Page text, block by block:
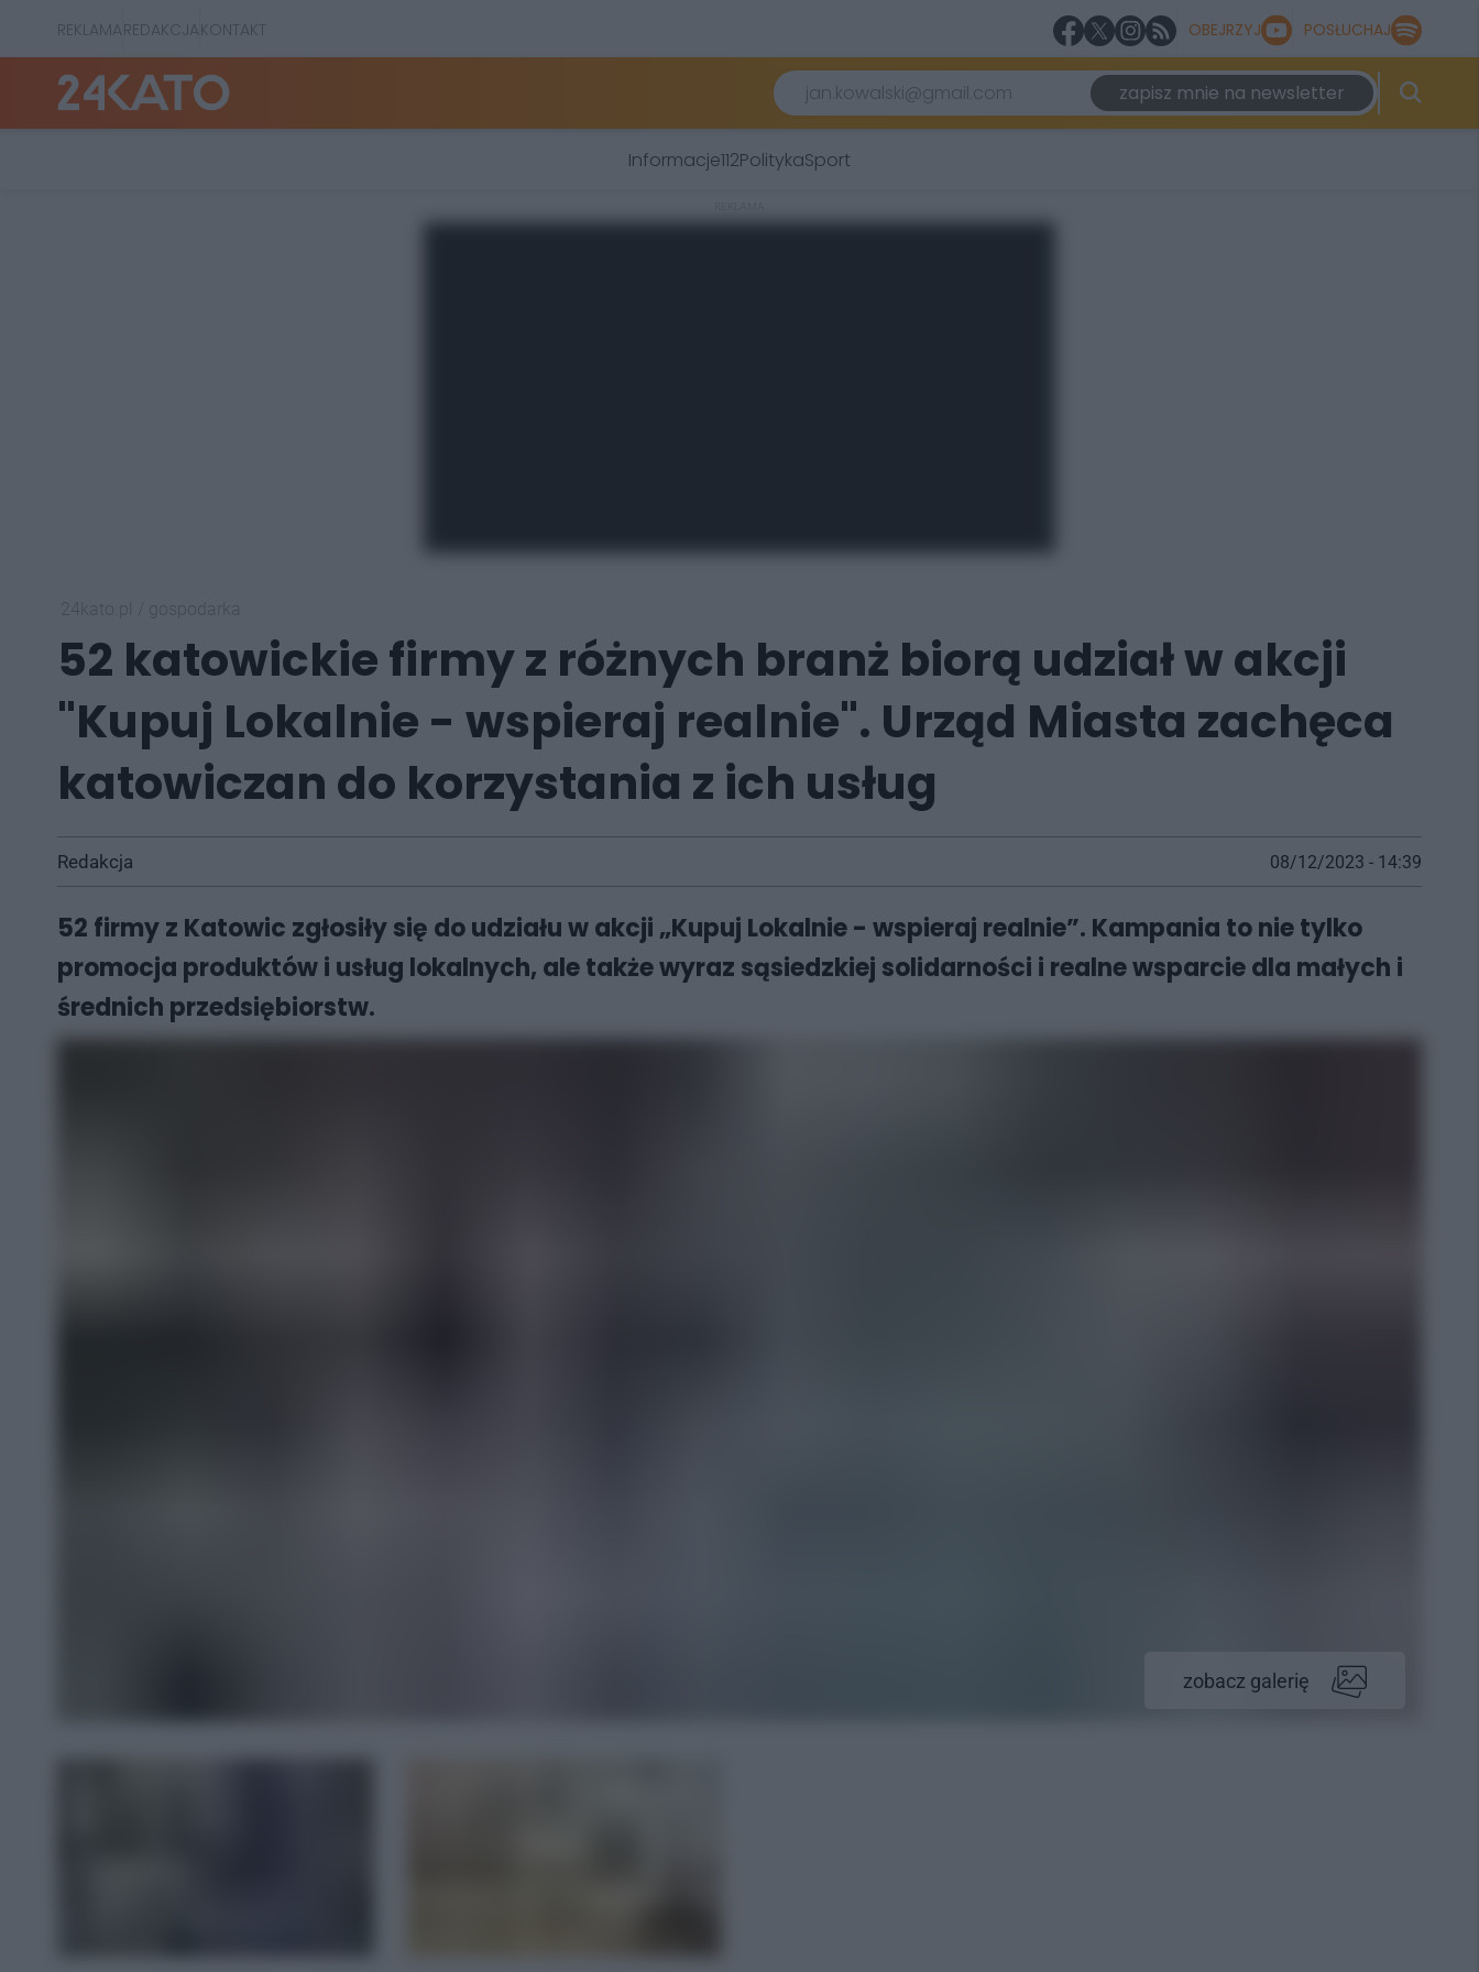
REKLAMAREDAKCJAKONTAKT OBEJRZYJ POSŁUCHAJ
zapisz mnie na newsletter
Informacje112PolitykaSport
52 katowickie firmy z różnych branż biorą udział w akcji
"Kupuj Lokalnie - wspieraj realnie". Urząd Miasta zachęca
katowiczan do korzystania z ich usług
Redakcja 08/12/2023 - 14:39
52 firmy z Katowic zgłosiły się do udziału w akcji „Kupuj Lokalnie - wspieraj realnie”. Kampania to nie tylko
promocja produktów i usług lokalnych, ale także wyraz sąsiedzkiej solidarności i realne wsparcie dla małych i
średnich przedsiębiorstw.
zobacz galerię